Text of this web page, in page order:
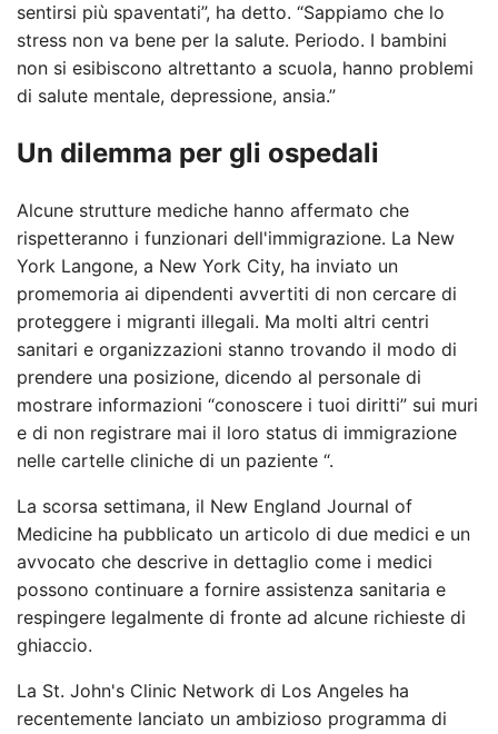
sentirsi più spaventati”, ha detto. “Sappiamo che lo
stress non va bene per la salute. Periodo. I bambini
non si esibiscono altrettanto a scuola, hanno problemi
di salute mentale, depressione, ansia.”
Un dilemma per gli ospedali
Alcune strutture mediche hanno affermato che
rispetteranno i funzionari dell'immigrazione. La New
York Langone, a New York City, ha inviato un
promemoria ai dipendenti avvertiti di non cercare di
proteggere i migranti illegali. Ma molti altri centri
sanitari e organizzazioni stanno trovando il modo di
prendere una posizione, dicendo al personale di
mostrare informazioni “conoscere i tuoi diritti” sui muri
e di non registrare mai il loro status di immigrazione
nelle cartelle cliniche di un paziente “.
La scorsa settimana, il New England Journal of
Medicine ha pubblicato un articolo di due medici e un
avvocato che descrive in dettaglio come i medici
possono continuare a fornire assistenza sanitaria e
respingere legalmente di fronte ad alcune richieste di
ghiaccio.
La St. John's Clinic Network di Los Angeles ha
recentemente lanciato un ambizioso programma di